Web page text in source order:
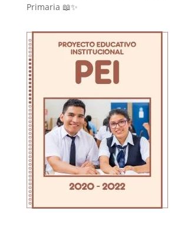
Primaria 📖✨